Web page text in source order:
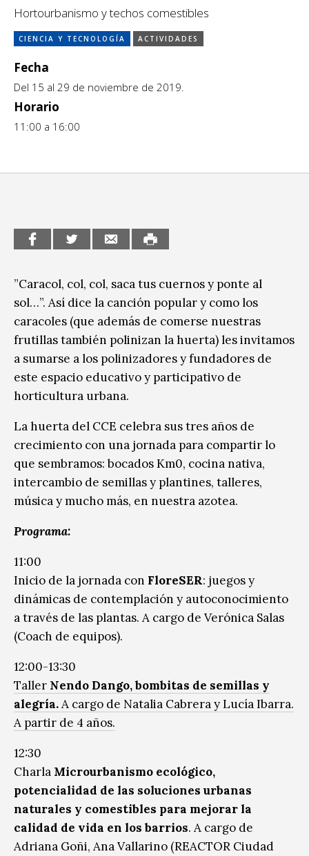
CCE en el interior/libros
Espacio itinerante de lectura infantil
Escénicas
Exposiciones
Formación
Género y Diversidad
Infantil y Juvenil
Sin categoría
Hortourbanismo y techos comestibles
CIENCIA Y TECNOLOGÍA ACTIVIDADES
Fecha
Del 15 al 29 de noviembre de 2019.
Horario
11:00 a 16:00
”Caracol, col, col, saca tus cuernos y ponte al
sol…”. Así dice la canción popular y como los
caracoles (que además de comerse nuestras
frutillas también polinizan la huerta) les invitamos
a sumarse a los polinizadores y fundadores de
este espacio educativo y participativo de
horticultura urbana.
La huerta del CCE celebra sus tres años de
crecimiento con una jornada para compartir lo
que sembramos: bocados Km0, cocina nativa,
intercambio de semillas y plantines, talleres,
música y mucho más, en nuestra azotea.
Programa:
11:00
Inicio de la jornada con FloreSER: juegos y
dinámicas de contemplación y autoconocimiento
a través de las plantas. A cargo de Verónica Salas
(Coach de equipos).
12:00-13:30
Taller Nendo Dango, bombitas de semillas y
alegría.A cargo de Natalia Cabrera y Lucía Ibarra.
A partir de 4 años.
12:30
Charla Microurbanismo ecológico,
potencialidad de las soluciones urbanas
naturales y comestibles para mejorar la
calidad de vida en los barrios. A cargo de
Adriana Goñi, Ana Vallarino (REACTOR Ciudad